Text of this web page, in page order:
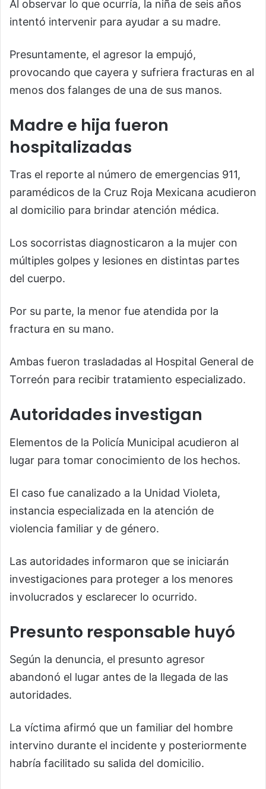
Al observar lo que ocurría, la niña de seis años
intentó intervenir para ayudar a su madre.
Presuntamente, el agresor la empujó,
provocando que cayera y sufriera fracturas en al
menos dos falanges de una de sus manos.
Madre e hija fueron
hospitalizadas
Tras el reporte al número de emergencias 911,
paramédicos de la Cruz Roja Mexicana acudieron
al domicilio para brindar atención médica.
Los socorristas diagnosticaron a la mujer con
múltiples golpes y lesiones en distintas partes
del cuerpo.
Por su parte, la menor fue atendida por la
fractura en su mano.
Ambas fueron trasladadas al Hospital General de
Torreón para recibir tratamiento especializado.
Autoridades investigan
Elementos de la Policía Municipal acudieron al
lugar para tomar conocimiento de los hechos.
El caso fue canalizado a la Unidad Violeta,
instancia especializada en la atención de
violencia familiar y de género.
Las autoridades informaron que se iniciarán
investigaciones para proteger a los menores
involucrados y esclarecer lo ocurrido.
Presunto responsable huyó
Según la denuncia, el presunto agresor
abandonó el lugar antes de la llegada de las
autoridades.
La víctima afirmó que un familiar del hombre
intervino durante el incidente y posteriormente
habría facilitado su salida del domicilio.